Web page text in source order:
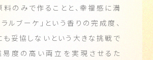
料のみで作ることと、幸福感に満
ルブーケ」という香りの完成度、
も妥協しないという大きな挑戦で
易度の高い両立を実現させるた